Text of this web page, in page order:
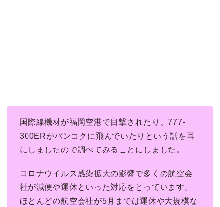
国際線機材が福岡空港で目撃されたり、777-
300ERがバンコクに飛んでいたりという話を耳
にしましたので調べてみることにしました。
コロナウイルス感染拡大の影響で多くの航空会
社が減便や運休といった対応をとっています。
ほとんどの航空会社が5月までは運休や大規模な